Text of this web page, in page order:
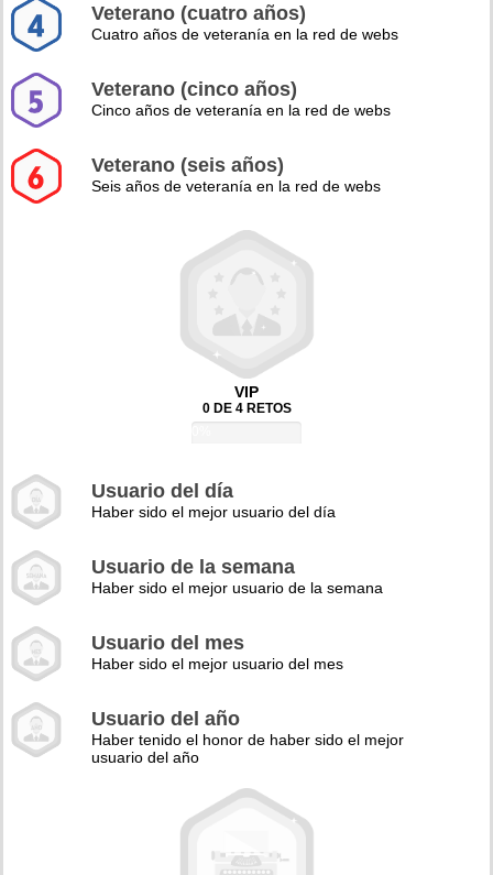
Veterano (cuatro años)
Cuatro años de veteranía en la red de webs
Veterano (cinco años)
Cinco años de veteranía en la red de webs
Veterano (seis años)
Seis años de veteranía en la red de webs
VIP
0 DE 4 RETOS
Usuario del día
Haber sido el mejor usuario del día
Usuario de la semana
Haber sido el mejor usuario de la semana
Usuario del mes
Haber sido el mejor usuario del mes
Usuario del año
Haber tenido el honor de haber sido el mejor
usuario del año